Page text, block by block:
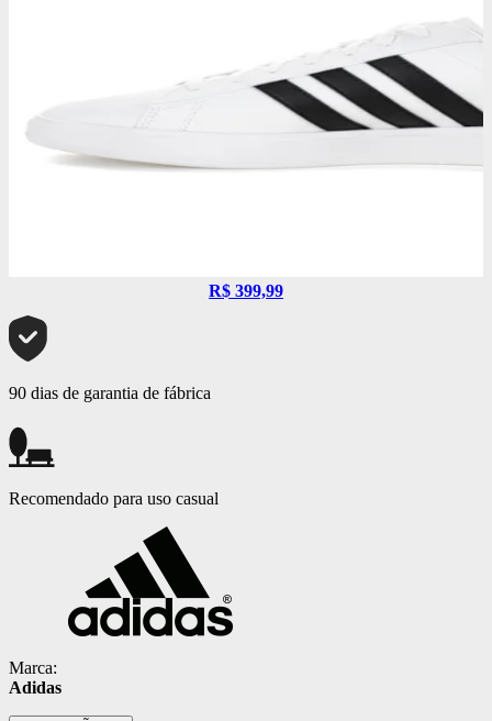
R$ 399,99
90 dias de garantia de fábrica
Recomendado para uso casual
Marca:
Adidas